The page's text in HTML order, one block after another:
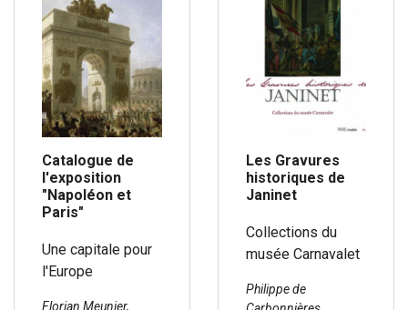
Catalogue de
l'exposition
"Napoléon et
Paris"
Une capitale pour
l'Europe
Florian Meunier,
Les Gravures
historiques de
Janinet
Collections du
musée Carnavalet
Philippe de